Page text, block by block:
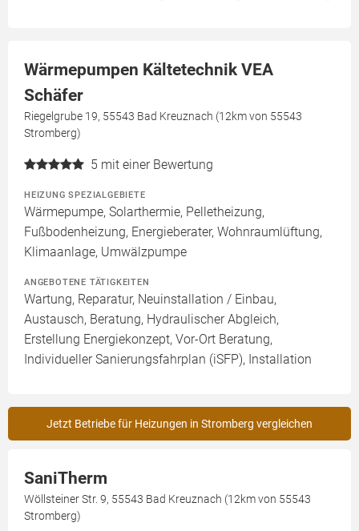
Wärmepumpen Kältetechnik VEA
Schäfer
Riegelgrube 19, 55543 Bad Kreuznach (12km von 55543
Stromberg)
5 mit einer Bewertung
HEIZUNG SPEZIALGEBIETE
Wärmepumpe, Solarthermie, Pelletheizung,
Fußbodenheizung, Energieberater, Wohnraumlüftung,
Klimaanlage, Umwälzpumpe
ANGEBOTENE TÄTIGKEITEN
Wartung, Reparatur, Neuinstallation / Einbau,
Austausch, Beratung, Hydraulischer Abgleich,
Erstellung Energiekonzept, Vor-Ort Beratung,
Individueller Sanierungsfahrplan (iSFP), Installation
Jetzt Betriebe für Heizungen in Stromberg vergleichen
SaniTherm
Wöllsteiner Str. 9, 55543 Bad Kreuznach (12km von 55543
Stromberg)